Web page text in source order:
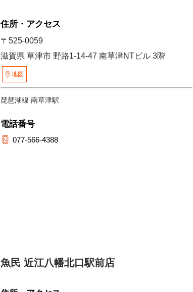
住所・アクセス
〒525-0059
滋賀県 草津市 野路1-14-47 南草津NTビル 3階
地図
琵琶湖線 南草津駅
電話番号
077-566-4388
魚民 近江八幡北口駅前店